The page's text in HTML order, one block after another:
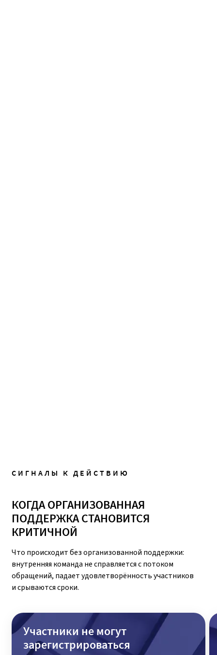
СИГНАЛЫ К ДЕЙСТВИЮ
КОГДА ОРГАНИЗОВАННАЯ
ПОДДЕРЖКА СТАНОВИТСЯ
КРИТИЧНОЙ
Что происходит без организованной поддержки:
внутренняя команда не справляется с потоком
обращений, падает удовлетворённость участников
и срываются сроки.
Участники не могут
зарегистрироваться